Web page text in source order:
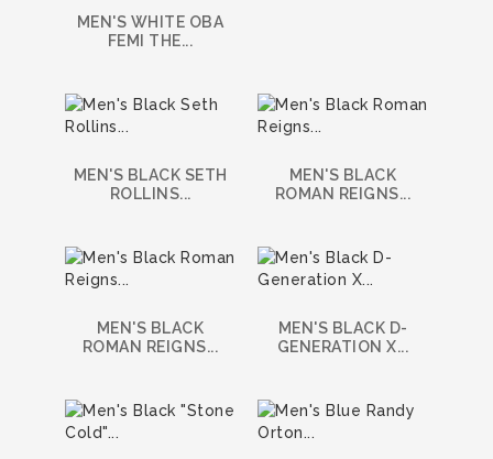
MEN'S WHITE OBA
FEMI THE...
MEN'S BLACK SETH
ROLLINS...
MEN'S BLACK
ROMAN REIGNS...
MEN'S BLACK
ROMAN REIGNS...
MEN'S BLACK D-
GENERATION X...